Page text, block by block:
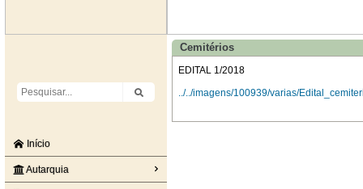
Início
Autarquia
Cemitérios
EDITAL 1/2018
../../imagens/100939/varias/